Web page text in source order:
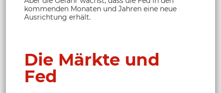
kommenden Monaten und Jahren eine neue
Ausrichtung erhält.
Die Märkte und
Fed